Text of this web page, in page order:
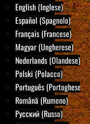
English (Inglese)
Español (Spagnolo)
Français (Francese)
Magyar (Ungherese)
Nederlands (Olandese)
Polski (Polacco)
Português (Portoghese)
Română (Rumeno)
Русский (Russo)